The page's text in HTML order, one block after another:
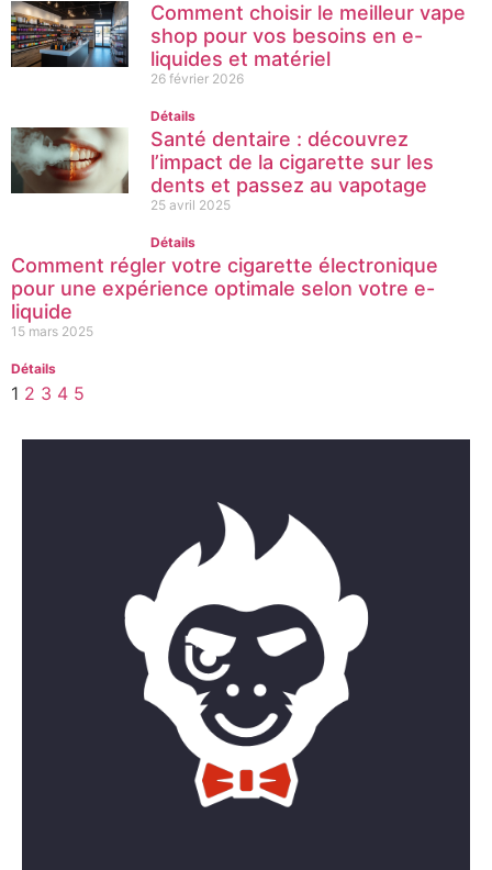
Comment choisir le meilleur vape
shop pour vos besoins en e-
liquides et matériel
26 février 2026
Détails
Santé dentaire : découvrez
l’impact de la cigarette sur les
dents et passez au vapotage
25 avril 2025
Détails
Comment régler votre cigarette électronique
pour une expérience optimale selon votre e-
liquide
15 mars 2025
Détails
1 2 3 4 5